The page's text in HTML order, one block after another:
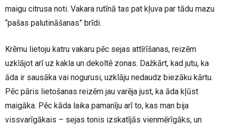
maigu citrusa noti. Vakara rutīnā tas pat kļuva par tādu mazu
“pašas palutināšanas” brīdi.
Krēmu lietoju katru vakaru pēc sejas attīrīšanas, reizēm
uzklājot arī uz kakla un dekoltē zonas. Dažkārt, kad jutu, ka
āda ir sausāka vai nogurusi, uzklāju nedaudz biezāku kārtu.
Pēc pāris lietošanas reizēm jau varēja just, ka āda kļūst
maigāka. Pēc kāda laika pamanīju arī to, kas man bija
vissvarīgākais – sejas tonis izskatījās vienmērīgāks, un